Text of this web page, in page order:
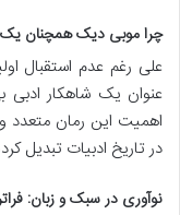
چرا موبی دیک همچنان
علی رغم عدم استقبال
عنوان یک شاهکار ادبی
اهمیت این رمان متعدد
در تاریخ ادبیات تبدیل
نوآوری در سبک و زبان: